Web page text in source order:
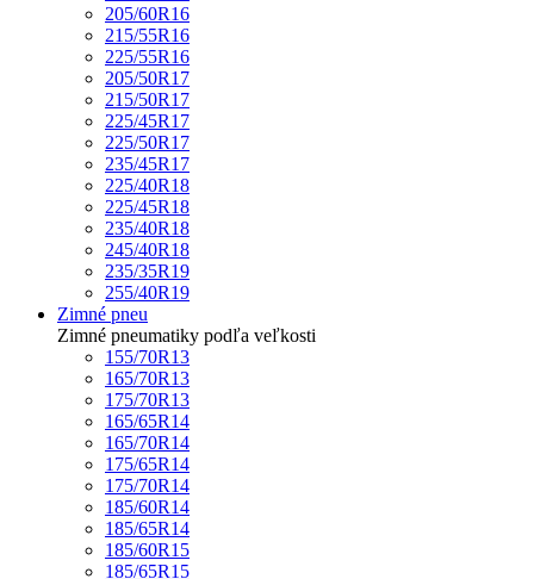
205/60R16
215/55R16
225/55R16
205/50R17
215/50R17
225/45R17
225/50R17
235/45R17
225/40R18
225/45R18
235/40R18
245/40R18
235/35R19
255/40R19
Zimné pneu
Zimné pneumatiky podľa veľkosti
155/70R13
165/70R13
175/70R13
165/65R14
165/70R14
175/65R14
175/70R14
185/60R14
185/65R14
185/60R15
185/65R15